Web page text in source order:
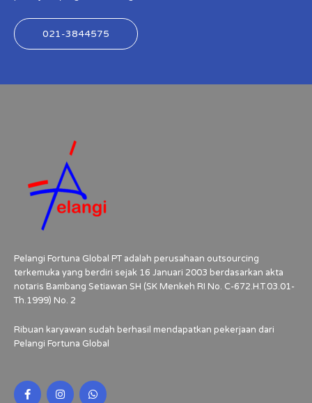
021-3844575
Pelangi Fortuna Global PT adalah perusahaan outsourcing
terkemuka yang berdiri sejak 16 Januari 2003 berdasarkan akta
notaris Bambang Setiawan SH (SK Menkeh RI No. C-672.H.T.03.01-
Th.1999) No. 2
Ribuan karyawan sudah berhasil mendapatkan pekerjaan dari
Pelangi Fortuna Global